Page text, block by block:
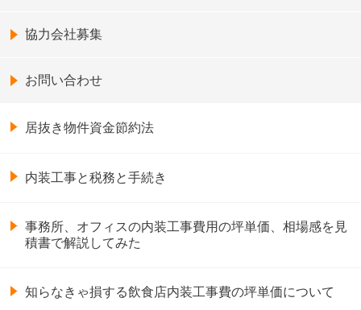
協力会社募集
お問い合わせ
居抜き物件資金節約法
内装工事と税務と手続き
事務所、オフィスの内装工事費用の坪単価、相場感を見
積書で解説してみた
知らなきゃ損する飲食店内装工事費の坪単価について